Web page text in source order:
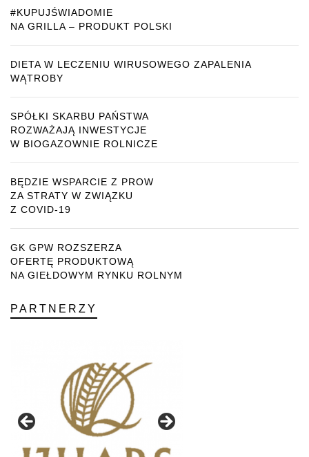
#KUPUJŚWIADOMIE
NA GRILLA – PRODUKT POLSKI
DIETA W LECZENIU WIRUSOWEGO ZAPALENIA
WĄTROBY
SPÓŁKI SKARBU PAŃSTWA
ROZWAŻAJĄ INWESTYCJE
W BIOGAZOWNIE ROLNICZE
BĘDZIE WSPARCIE Z PROW
ZA STRATY W ZWIĄZKU
Z COVID-19
GK GPW ROZSZERZA
OFERTĘ PRODUKTOWĄ
NA GIEŁDOWYM RYNKU ROLNYM
PARTNERZY